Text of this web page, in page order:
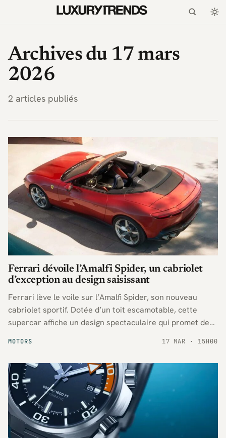
Archives du 17 mars
2026
2 articles publiés
MOTORS
Ferrari dévoile l’Amalfi Spider, un cabriolet
d’exception au design saisissant
Ferrari lève le voile sur l’Amalfi Spider, son nouveau
cabriolet sportif. Dotée d’un toit escamotable, cette
supercar affiche un design spectaculaire qui promet de
17 MAR · 15H00